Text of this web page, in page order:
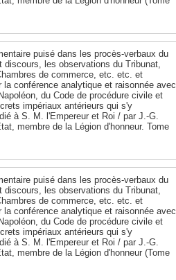
puisé dans les procès-verbaux du
les observations du Tribunat,
de commerce, etc. etc. et
conférence analytique et raisonnée avec
du Code de procédure civile et
impériaux antérieurs qui s'y
à S. M. l'Empereur et Roi / par J.-G.
membre de la Légion d'honneur. Tome
puisé dans les procès-verbaux du
les observations du Tribunat,
de commerce, etc. etc. et
conférence analytique et raisonnée avec
du Code de procédure civile et
impériaux antérieurs qui s'y
à S. M. l'Empereur et Roi / par J.-G.
membre de la Légion d'honneur (Tome